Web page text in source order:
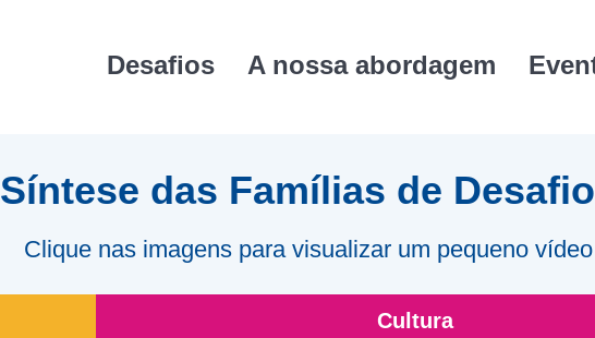
Desafios A nossa abordagem
Síntese das Famílias de
Clique nas imagens para visualizar um pequeno vídeo
Cultura